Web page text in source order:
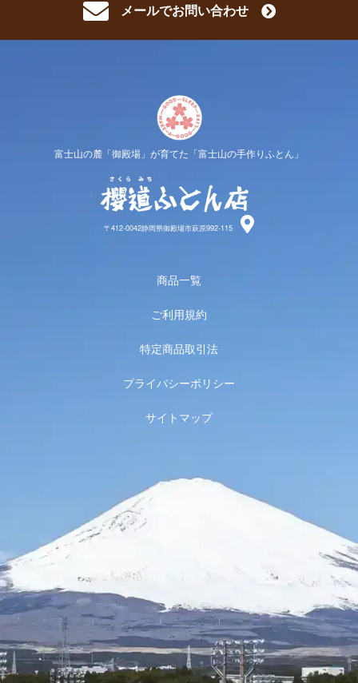
メールでお問い合わせ
富士山の麓「御殿場」が育てた「富士山の手作りふとん」
〒412-0042静岡県御殿場市萩原992-115
商品一覧
ご利用規約
特定商品取引法
プライバシーポリシー
サイトマップ